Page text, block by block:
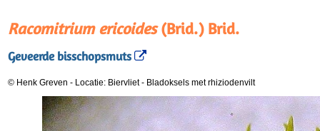
Racomitrium ericoides(Brid.) Brid.
Geveerde bisschopsmuts
© Henk Greven - Locatie: Biervliet- Bladoksels met rhiziodenvilt